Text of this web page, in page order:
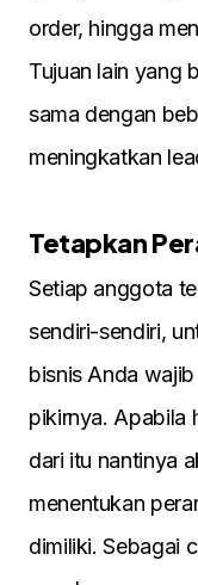
order, hingga
Tujuan lain yang
sama dengan
meningkatkan
Tetapkan
Setiap anggota
sendiri-sendiri,
bisnis Anda
pikirnya. Apabila
dari itu nantinya
menentukan
dimiliki. Sebagai